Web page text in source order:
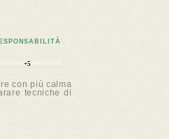
+5
con più calma
tecniche di